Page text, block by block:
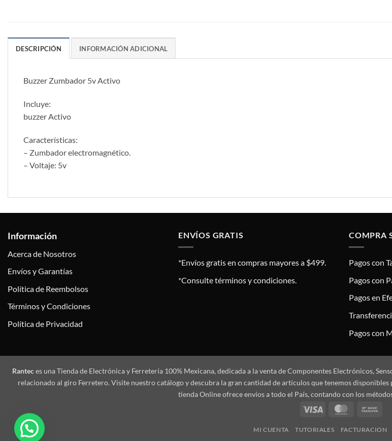
DESCRIPCIÓN INFORMACIÓN ADICIONAL
Buzzer Zumbador 5v Activo
Incluye:
buzzer Activo
Características:
– Zumbador electromagnético.
– Voltaje: 5v
Información
Acerca de Nosotros
Envíos y Garantías
Política de Reembolsos
Términos y Condiciones
Política de Privacidad
ENVÍOS GRATIS
*Envíos gratis en compras mayores a $499.
*Consulte términos y condiciones.
COMPRA
Pagos con
Pagos con
Pagos en
Pagos con
Ranteces una Tienda de Electrónica y Ferretería 100% Mexicana, dedicada a la venta de Componentes Electrónicos,
relacionado al giro Ferretero. Visite nuestro catálogo y descubra la gran cantidad de artículos que tenemos
tienda Online ofrece envíos a todo el País, contando con los
Visa
MasterCard
MI CUENTA TUTORIALES FACTURACION